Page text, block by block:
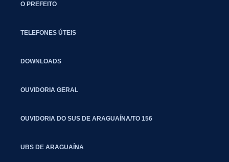
O PREFEITO
TELEFONES ÚTEIS
DOWNLOADS
OUVIDORIA GERAL
OUVIDORIA DO SUS DE ARAGUAÍNA/TO 156
UBS DE ARAGUAÍNA